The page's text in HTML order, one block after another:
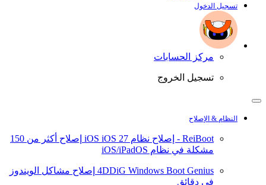
تسجيل الدخول
مركز الحسابات
تسجيل الخروج
النظام & الإصلاح
ReiBoot - إصلاح نظام iOS iOS 27
إصلاح أكثر من 150
مشكلة في نظام iOS/iPadOS
4DDiG Windows Boot Genius إصلاح مشاكل الويندوز
في دقائق